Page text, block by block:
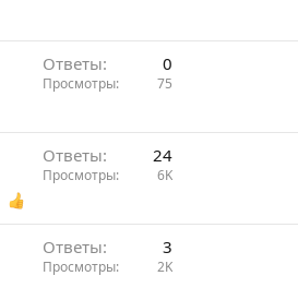
Ответы 0
Просмотры 75
Ответы 24
Просмотры 6K
Ответы 3
Просмотры 2K